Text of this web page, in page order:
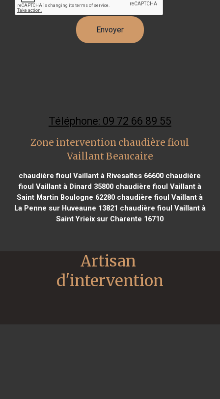
Téléphone: 09 72 66 89 55
Zone intervention chaudière fioul
Vaillant Beaucaire
chaudière fioul Vaillant à Rivesaltes 66600 chaudière
fioul Vaillant à Dinard 35800chaudière fioul Vaillant à
Saint Martin Boulogne 62280 chaudière fioul Vaillant à
La Penne sur Huveaune 13821 chaudière fioul Vaillant à
Saint Yrieix sur Charente 16710
Artisan
d'intervention